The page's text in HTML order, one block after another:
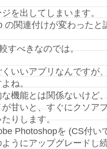
を出してしまいます。
の関連付けが変わったと
すべきなのでは。
いいアプリなんですが
ね。
機能とは関係ないけど
甘いと、すぐにクソア
りします。
Photoshopを (CS付い
うにアップグレードし